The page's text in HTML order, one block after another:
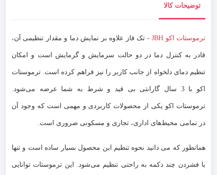
توضیحات کالا
ترموستات اکو JBH - تک فاز علاوه بر نمایش دما و مقدار تنظیمی آن،
قادر به کنترل دما در دو حالت سرمایش و گرمایش است و امکان
تنظیم دمای دلخواه از جانب کاربر را نیز فراهم کرده است. ترموستات
اکو با 3 سال گارانتی بی قید و شرط به شما عرضه می‌شود.
ترموستات اکو یکی از محصولات کاربردی و مهمی است که وجود آن
در تمامی محیط‌های اداری، تجاری و مسکونی ضروری است.
همانطور که می دانید نحوه تنظیم این محصول بسیار ساده است و تنها
با فشردن چند دکمه به راحتی تنظیم می‌شود. این ترموستات توانایی